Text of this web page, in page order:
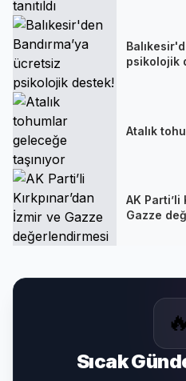
psikolojik
Atalık
AK Parti’li
Gazze
🔥
Sıcak